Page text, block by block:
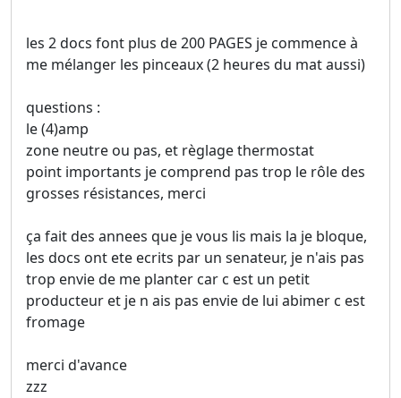
les 2 docs font plus de 200 PAGES je commence à
me mélanger les pinceaux (2 heures du mat aussi)
questions :
le (4)amp
zone neutre ou pas, et règlage thermostat
point importants je comprend pas trop le rôle des
grosses résistances, merci
ça fait des annees que je vous lis mais la je bloque,
les docs ont ete ecrits par un senateur, je n'ais pas
trop envie de me planter car c est un petit
producteur et je n ais pas envie de lui abimer c est
fromage
merci d'avance
zzz